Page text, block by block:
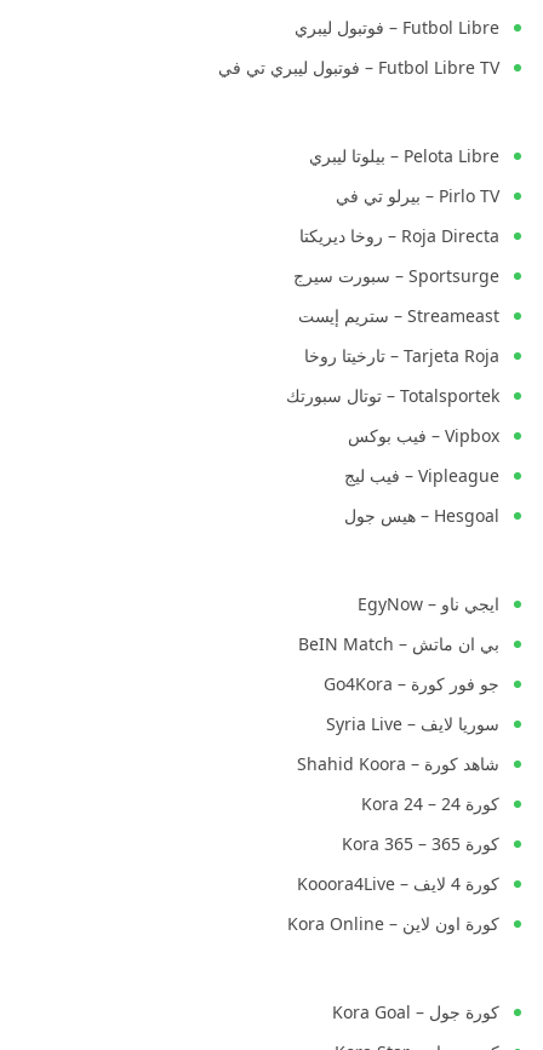
Futbol Libre – فوتبول ليبري
Futbol Libre TV – فوتبول ليبري تي في
Pelota Libre – بيلوتا ليبري
Pirlo TV – بيرلو تي في
Roja Directa – روخا ديريكتا
Sportsurge – سبورت سيرج
Streameast – ستريم إيست
Tarjeta Roja – تارخيتا روخا
Totalsportek – توتال سبورتك
Vipbox – فيب بوكس
Vipleague – فيب ليج
Hesgoal – هيس جول
ايجي ناو – EgyNow
بي ان ماتش – BeIN Match
جو فور كورة – Go4Kora
سوريا لايف – Syria Live
شاهد كورة – Shahid Koora
كورة 24 – Kora 24
كورة 365 – Kora 365
كورة 4 لايف – Kooora4Live
كورة اون لاين – Kora Online
كورة جول – Kora Goal